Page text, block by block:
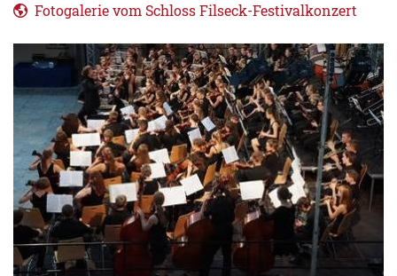
Fotogalerie vom Schloss Filseck-Festivalkonzert